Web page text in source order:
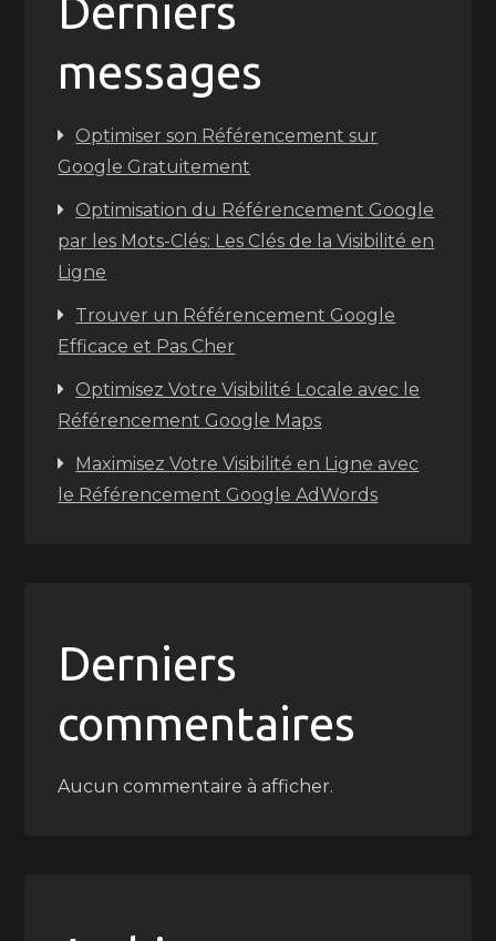
Derniers
messages
Optimiser son Référencement sur
Google Gratuitement
Optimisation du Référencement Google
par les Mots-Clés: Les Clés de la Visibilité en
Ligne
Trouver un Référencement Google
Efficace et Pas Cher
Optimisez Votre Visibilité Locale avec le
Référencement Google Maps
Maximisez Votre Visibilité en Ligne avec
le Référencement Google AdWords
Derniers
commentaires
Aucun commentaire à afficher.